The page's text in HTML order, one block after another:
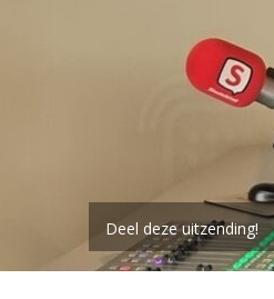
Deel deze uitzending!